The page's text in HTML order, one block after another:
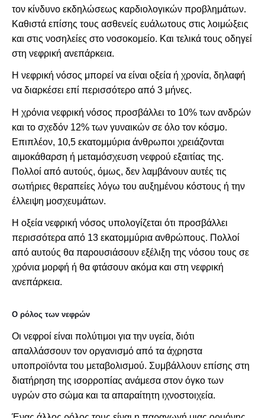
τον κίνδυνο εκδηλώσεως καρδιολογικών προβλημάτων.
Καθιστά επίσης τους ασθενείς ευάλωτους στις λοιμώξεις
και στις νοσηλείες στο νοσοκομείο. Και τελικά τους οδηγεί
στη νεφρική ανεπάρκεια.
Η νεφρική νόσος μπορεί να είναι οξεία ή χρονία, δηλαφή
να διαρκέσει επί περισσότερο από 3 μήνες.
Η χρόνια νεφρική νόσος προσβάλλει το 10% των ανδρών
και το σχεδόν 12% των γυναικών σε όλο τον κόσμο.
Επιπλέον, 10,5 εκατομμύρια άνθρωποι χρειάζονται
αιμοκάθαρση ή μεταμόσχευση νεφρού εξαιτίας της.
Πολλοί από αυτούς, όμως, δεν λαμβάνουν αυτές τις
σωτήριες θεραπείες λόγω του αυξημένου κόστους ή την
έλλειψη μοσχευμάτων.
Η οξεία νεφρική νόσος υπολογίζεται ότι προσβάλλει
περισσότερα από 13 εκατομμύρια ανθρώπους. Πολλοί
από αυτούς θα παρουσιάσουν εξέλιξη της νόσου τους σε
χρόνια μορφή ή θα φτάσουν ακόμα και στη νεφρική
ανεπάρκεια.
Ο ρόλος των νεφρών
Οι νεφροί είναι πολύτιμοι για την υγεία, διότι
απαλλάσσουν τον οργανισμό από τα άχρηστα
υποπροϊόντα του μεταβολισμού. Συμβάλλουν επίσης στη
διατήρηση της ισορροπίας ανάμεσα στον όγκο των
υγρών στο σώμα και τα απαραίτητη ιχνοστοιχεία.